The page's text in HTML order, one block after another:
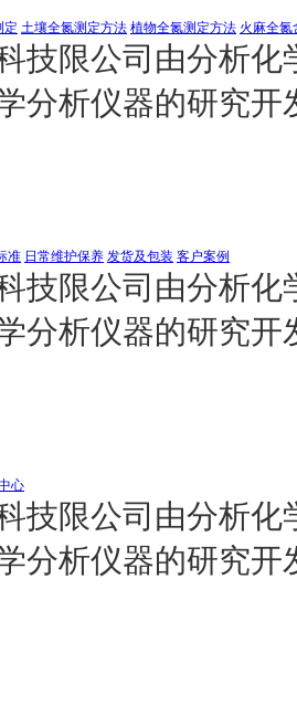
定 土壤全氮测定方法 植物全氮测定方法 火麻全氮
技限公司由分析
分析仪器的研究开
准 日常维护保养 发货及包装 客户案例
技限公司由分析
分析仪器的研究开
心
技限公司由分析
分析仪器的研究开